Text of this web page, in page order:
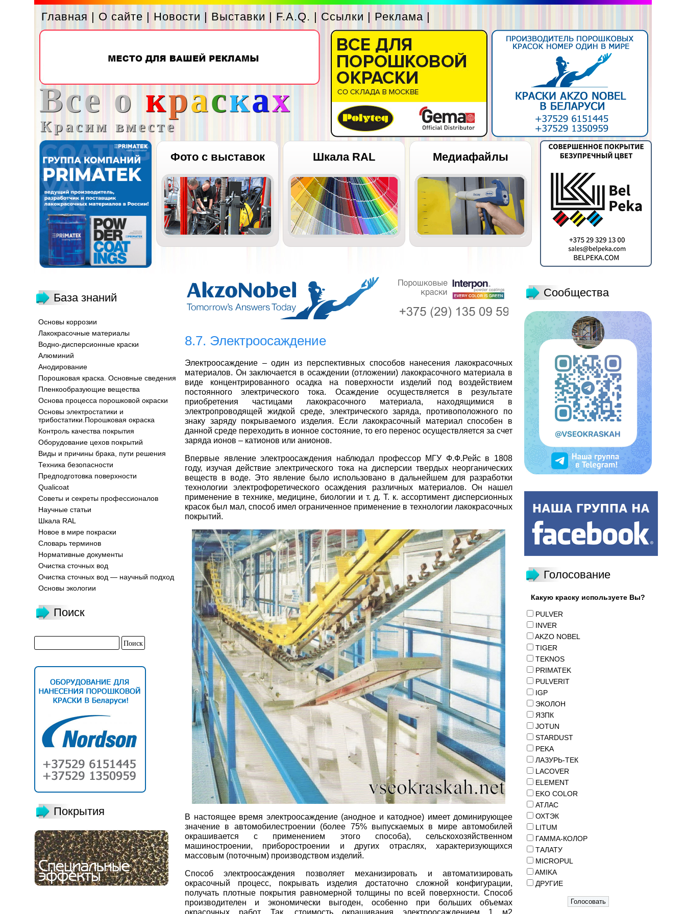
Главная | О сайте | Новости | Выставки | F.A.Q. | Ссылки | Реклама |
Все о красках
Красим вместе
Фото с выставок Шкала RAL Медиафайлы
База знаний
Основы коррозии
Лакокрасочные материалы
Водно-дисперсионные краски
Алюминий
Анодирование
Порошковая краска. Основные сведения
Пленкообразующие вещества
Основа процесса порошковой окраски
Основы электростатики и
трибостатики.Порошковая окраска
Контроль качества покрытия
Оборудование цехов покрытий
Виды и причины брака, пути решения
Техника безопасности
Предподготовка поверхности
Qualicoat
Советы и секреты профессионалов
Научные статьи
Шкала RAL
Новое в мире покраски
Словарь терминов
Нормативные документы
Очистка сточных вод
Очистка сточных вод — научный подход
Основы экологии
Поиск
Покрытия
8.7. Электроосаждение
Электроосаждение – один из перспективных способов нанесения лакокрасочных
материалов. Он заключается в осаждении (отложении) лакокрасочного материала в
виде концентрированного осадка на поверхности изделий под воздействием
постоянного электрического тока. Осаждение осуществляется в результате
приобретения частицами лакокрасочного материала, находящимися в
электропроводящей жидкой среде, электрического заряда, противоположного по
знаку заряду покрываемого изделия. Если лакокрасочный материал способен в
данной среде переходить в ионное состояние, то его перенос осуществляется за счет
заряда ионов – катионов или анионов.
Впервые явление электроосаждения наблюдал профессор МГУ Ф.Ф.Рейс в 1808
году, изучая действие электрического тока на дисперсии твердых неорганических
веществ в воде. Это явление было использовано в дальнейшем для разработки
технологии электрофоретического осаждения различных материалов. Он нашел
применение в технике, медицине, биологии и т. д. Т. к. ассортимент дисперсионных
красок был мал, способ имел ограниченное применение в технологии лакокрасочных
покрытий.
В настоящее время электроосаждение (анодное и катодное) имеет доминирующее
значение в автомобилестроении (более 75% выпускаемых в мире автомобилей
окрашивается с применением этого способа), сельскохозяйственном
машиностроении, приборостроении и других отраслях, характеризующихся
массовым (поточным) производством изделий.
Способ электроосаждения позволяет механизировать и автоматизировать
окрасочный процесс, покрывать изделия достаточно сложной конфигурации,
получать плотные покрытия равномерной толщины по всей поверхности. Способ
производителен и экономически выгоден, особенно при больших объемах
окрасочных работ. Так, стоимость окрашивания электроосаждением 1 м2
Сообщества
Голосование
Какую краску используете Вы?
PULVER
INVER
AKZO NOBEL
TIGER
TEKNOS
PRIMATEK
PULVERIT
IGP
ЭКОЛОН
ЯЗПК
JOTUN
STARDUST
PEKA
ЛАЗУРЬ-ТЕК
LACOVER
ELEMENT
EKO COLOR
АТЛАС
ОХТЭК
LITUM
ГАММА-КОЛОР
ТАЛАТУ
MICROPUL
AMIKA
ДРУГИЕ